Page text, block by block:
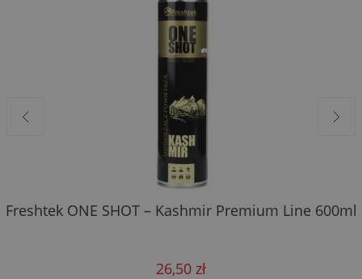
Freshtek ONE SHOT – Kashmir Premium Line 600ml
26,50 zł